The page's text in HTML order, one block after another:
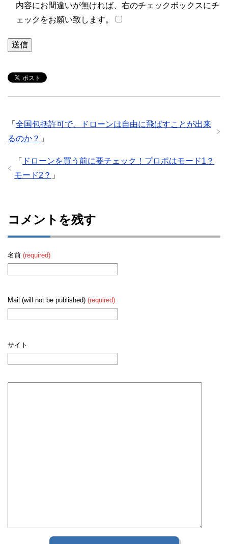
内容にお間違いが無ければ、右のチェックボックスにチ
ェックをお願い致します。
「 全国包括許可で、ドローンは自由に飛ばすことが出来
るのか？ 」
「
ドローンを買う前に要チェック！プロポはモード1？
モード2？ 」
コメントを残す
名前 (required)
Mail (will not be published) (required)
サイト